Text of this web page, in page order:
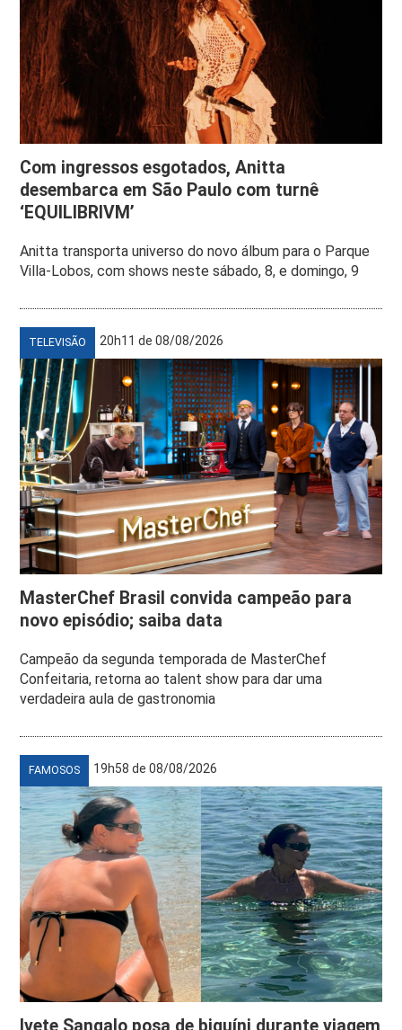
Com ingressos esgotados, Anitta
desembarca em São Paulo com turnê
‘EQUILIBRIVM’
Anitta transporta universo do novo álbum para o Parque
Villa-Lobos, com shows neste sábado, 8, e domingo, 9
TELEVISÃO 20h11 de 08/08/2026
MasterChef Brasil convida campeão para
novo episódio; saiba data
Campeão da segunda temporada de MasterChef
Confeitaria, retorna ao talent show para dar uma
verdadeira aula de gastronomia
FAMOSOS 19h58 de 08/08/2026